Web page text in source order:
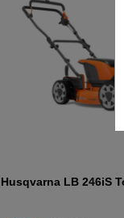
Husqvarna LB 246iS